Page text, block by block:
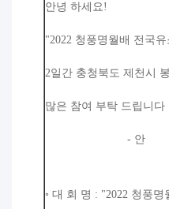
안녕 하세요!
"2022 청풍명월배 전국
2일간 충청북도 제천시
많은 참여 부탁 드립니다
- 안
◦ 대 회 명 : "2022 청풍